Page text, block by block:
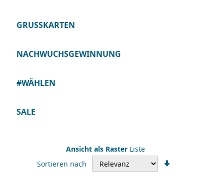
Ansicht als Raster Liste
Sortieren nach
GRUSSKARTEN
NACHWUCHSGEWINNUNG
#WÄHLEN
SALE